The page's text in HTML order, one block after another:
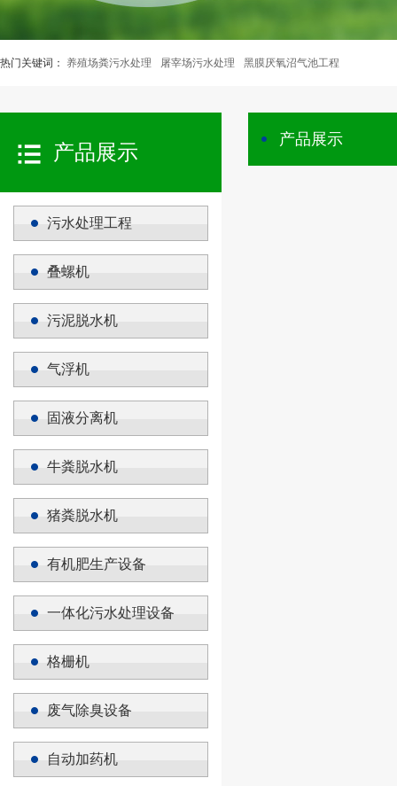
热门关键词： 养殖场粪污水处理 屠宰场污水处理 黑膜厌氧沼气池工程
产品展示
污水处理工程
叠螺机
污泥脱水机
气浮机
固液分离机
牛粪脱水机
猪粪脱水机
有机肥生产设备
一体化污水处理设备
格栅机
废气除臭设备
自动加药机
产品展示